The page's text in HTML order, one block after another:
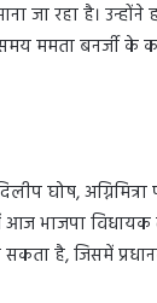
जा रहा है। उन्होंने
ममता बनर्जी के
घोष,
भाजपा
है, जिसमें